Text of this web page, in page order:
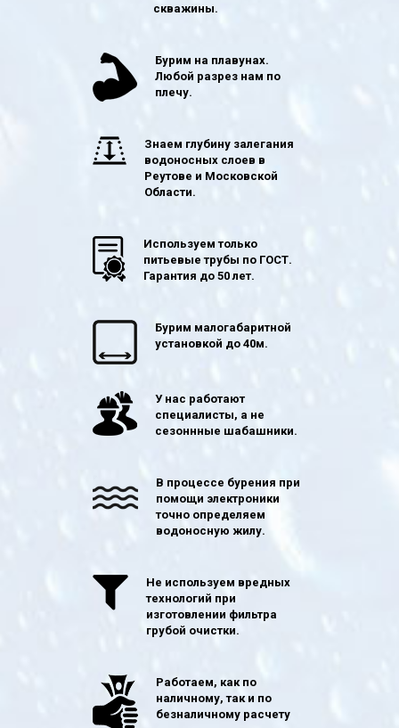
скважины.
Бурим на плавунах.
Любой разрез нам по
плечу.
Знаем глубину залегания
водоносных слоев в
Реутове и Московской
Области.
Используем только
питьевые трубы по ГОСТ.
Гарантия до 50 лет.
Бурим малогабаритной
установкой до 40м.
У нас работают
специалисты, а не
сезоннные шабашники.
В процессе бурения при
помощи электроники
точно определяем
водоносную жилу.
Не используем вредных
технологий при
изготовлении фильтра
грубой очистки.
Работаем, как по
наличному, так и по
безналичному расчету